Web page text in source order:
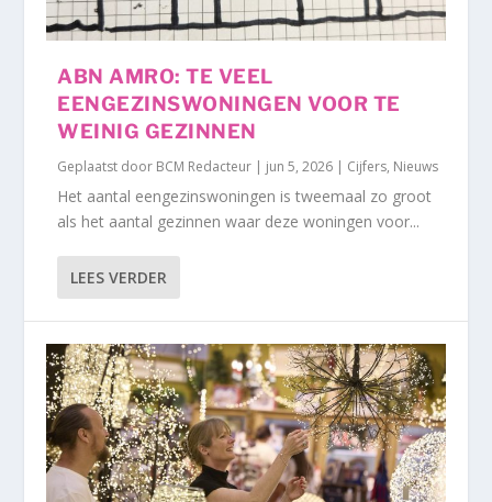
ABN AMRO: TE VEEL
EENGEZINSWONINGEN VOOR TE
WEINIG GEZINNEN
Geplaatst door BCM Redacteur jun 5, 2026 Cijfers, Nieuws
Het aantal eengezinswoningen is tweemaal zo groot
als het aantal gezinnen waar deze woningen voor...
LEES VERDER